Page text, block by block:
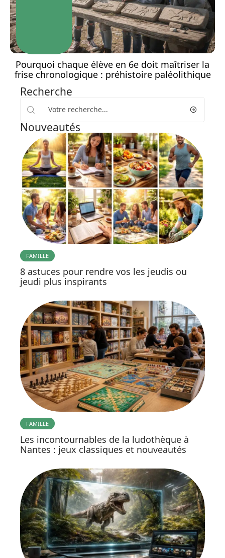
Pourquoi chaque élève en 6e doit maîtriser la
frise chronologique : préhistoire paléolithique
Recherche
Nouveautés
FAMILLE
8 astuces pour rendre vos les jeudis ou
jeudi plus inspirants
FAMILLE
Les incontournables de la ludothèque à
Nantes : jeux classiques et nouveautés